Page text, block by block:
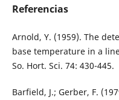
Referencias
Arnold, Y. (1959). The
base temperature in a
So. Hort. Sci. 74: 430-445.
Barfield, J.; Gerber, F.